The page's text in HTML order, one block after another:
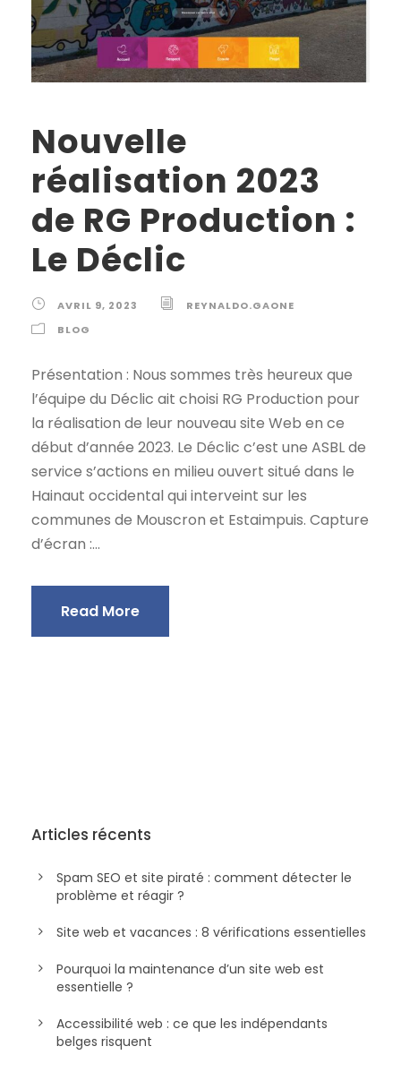
Nouvelle
réalisation 2023
de RG Production :
Le Déclic
AVRIL 9, 2023
REYNALDO.GAONE
BLOG
Présentation : Nous sommes très heureux que
l’équipe du Déclic ait choisi RG Production pour
la réalisation de leur nouveau site Web en ce
début d’année 2023. Le Déclic c’est une ASBL de
service s’actions en milieu ouvert situé dans le
Hainaut occidental qui interveint sur les
communes de Mouscron et Estaimpuis. Capture
d’écran :...
Read More
Articles récents
Spam SEO et site piraté : comment détecter le
problème et réagir ?
Site web et vacances : 8 vérifications essentielles
Pourquoi la maintenance d’un site web est
essentielle ?
Accessibilité web : ce que les indépendants
belges risquent